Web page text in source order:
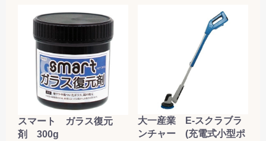
スマート ガラス復元
剤 300g
大一産業 E-スクラブラ
ンチャー (充電式小型ポ